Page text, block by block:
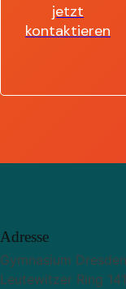
jetzt
kontaktieren
Adresse
Gymnasium
Leutewitzer Ring 141